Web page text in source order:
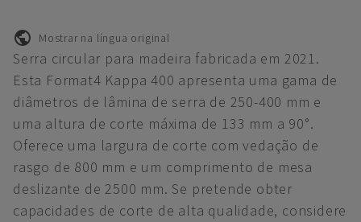
Mostrar na língua original
Serra circular para madeira fabricada em 2021.
Esta Format4 Kappa 400 apresenta uma gama de
diâmetros de lâmina de serra de 250-400 mm e
uma altura de corte máxima de 133 mm a 90°.
Oferece uma largura de corte com vedação de
rasgo de 800 mm e um comprimento de mesa
deslizante de 2500 mm. Se pretende obter
capacidades de corte de alta qualidade, considere